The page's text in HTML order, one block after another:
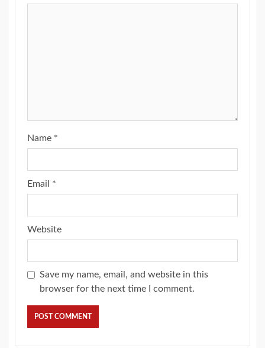
Name *
Email *
Website
Save my name, email, and website in this
browser for the next time I comment.